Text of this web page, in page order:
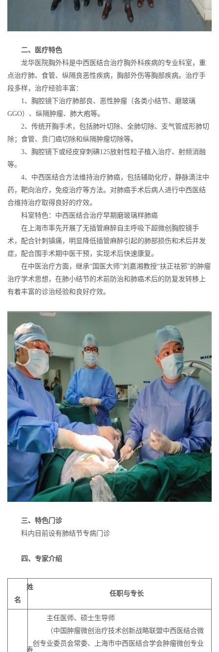
二、医疗特色
龙华医院胸外科是中西医结合治疗胸外科疾病的专业科室，重
点治疗肺、食管、纵隔良恶性疾病，胸部外伤等胸部疾病。治疗手
段多样，治疗经验丰富：
1、胸腔镜下治疗肺部良、恶性肿瘤（各类小结节、磨玻璃
GGO）、纵隔肿瘤、肺大疱等。
2、传统开胸手术，包括肺叶切除、全肺切除、支气管成形肺切
除；食管、贲门癌切除和纵隔肿瘤切除等。
3、胸腔镜下或经皮穿刺碘125放射性粒子植入治疗、射频消融
等。
4、中西医结合方法维持治疗肺癌，包括辅助化疗，静脉滴注中
药，靶向治疗，免疫治疗等方法。对肺癌手术后病人进行中西医结
合维持治疗取得良好的疗效。
科室特色：中西医结合治疗早期磨玻璃样肺癌
在上海市率先开展了无插管麻醉自主呼吸下超微创胸腔镜手
术，配合针刺镇痛，明显降低插管麻醉引起的肺部损伤和术后并发
症，配合围手术期中医干预，实现术后快速康复。
在中医治疗方面，继承“国医大师”刘嘉湘教授“扶正祛邪”的肿瘤
治疗学术思想，在肺小结节的术前防治和肺癌术后的防复发转移上
有着丰富的诊治经验和良好疗效。
三、特色门诊
科内目前设有肺结节专病门诊
四、专家介绍
姓
名
任职与专长
寿
主任医师、硕士生导师
（中国肿瘤微创治疗技术创新战略联盟中西医结合微
创专业委员会常委、上海市中西医结合学会肿瘤微创专业